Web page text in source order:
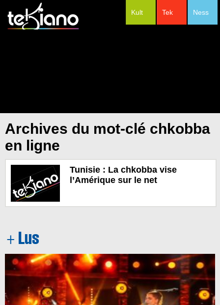
Ness
Tek
Kult
Archives du mot-clé chkobba
en ligne
Tunisie : La chkobba vise
l’Amérique sur le net